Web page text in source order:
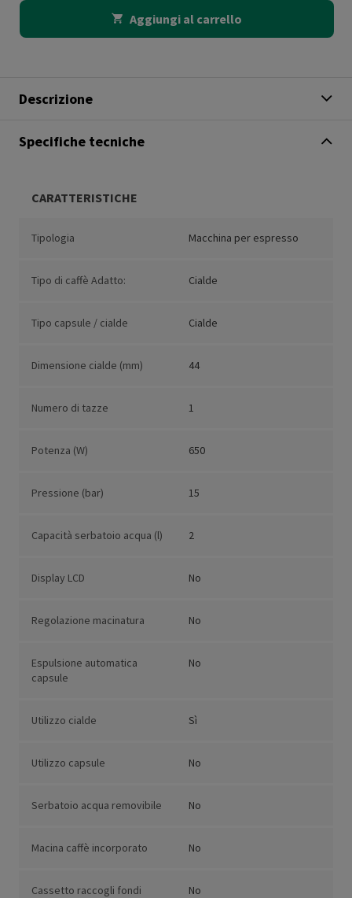
Aggiungi al carrello
Descrizione
Specifiche tecniche
CARATTERISTICHE
Tipologia Macchina per espresso
Tipo di caffè Adatto: Cialde
Tipo capsule / cialde Cialde
Dimensione cialde (mm) 44
Numero di tazze 1
Potenza (W) 650
Pressione (bar) 15
Capacità serbatoio acqua (l) 2
Display LCD No
Regolazione macinatura No
Espulsione automatica
capsule
No
Utilizzo cialde Sì
Utilizzo capsule No
Serbatoio acqua removibile No
Macina caffè incorporato No
Cassetto raccogli fondi No